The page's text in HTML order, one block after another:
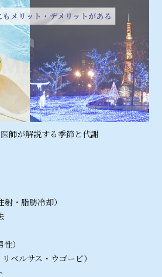
師が解説する季節と代謝
・脂肪冷却）
）
ベルサス・ウゴービ）